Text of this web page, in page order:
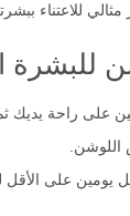
للاعتناء
للبشرة
على راحة يديك
على الأقل